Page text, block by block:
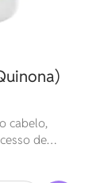
cabelo,
de